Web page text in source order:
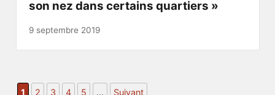
son nez dans certains quartiers »
9 septembre 2019
1 2 3 4 5 … Suivant